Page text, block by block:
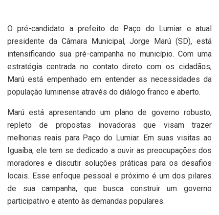
O pré-candidato a prefeito de Paço do Lumiar e atual
presidente da Câmara Municipal, Jorge Marú (SD), está
intensificando sua pré-campanha no município. Com uma
estratégia centrada no contato direto com os cidadãos,
Marú está empenhado em entender as necessidades da
população luminense através do diálogo franco e aberto.
Marú está apresentando um plano de governo robusto,
repleto de propostas inovadoras que visam trazer
melhorias reais para Paço do Lumiar. Em suas visitas ao
Iguaíba, ele tem se dedicado a ouvir as preocupações dos
moradores e discutir soluções práticas para os desafios
locais. Esse enfoque pessoal e próximo é um dos pilares
de sua campanha, que busca construir um governo
participativo e atento às demandas populares.